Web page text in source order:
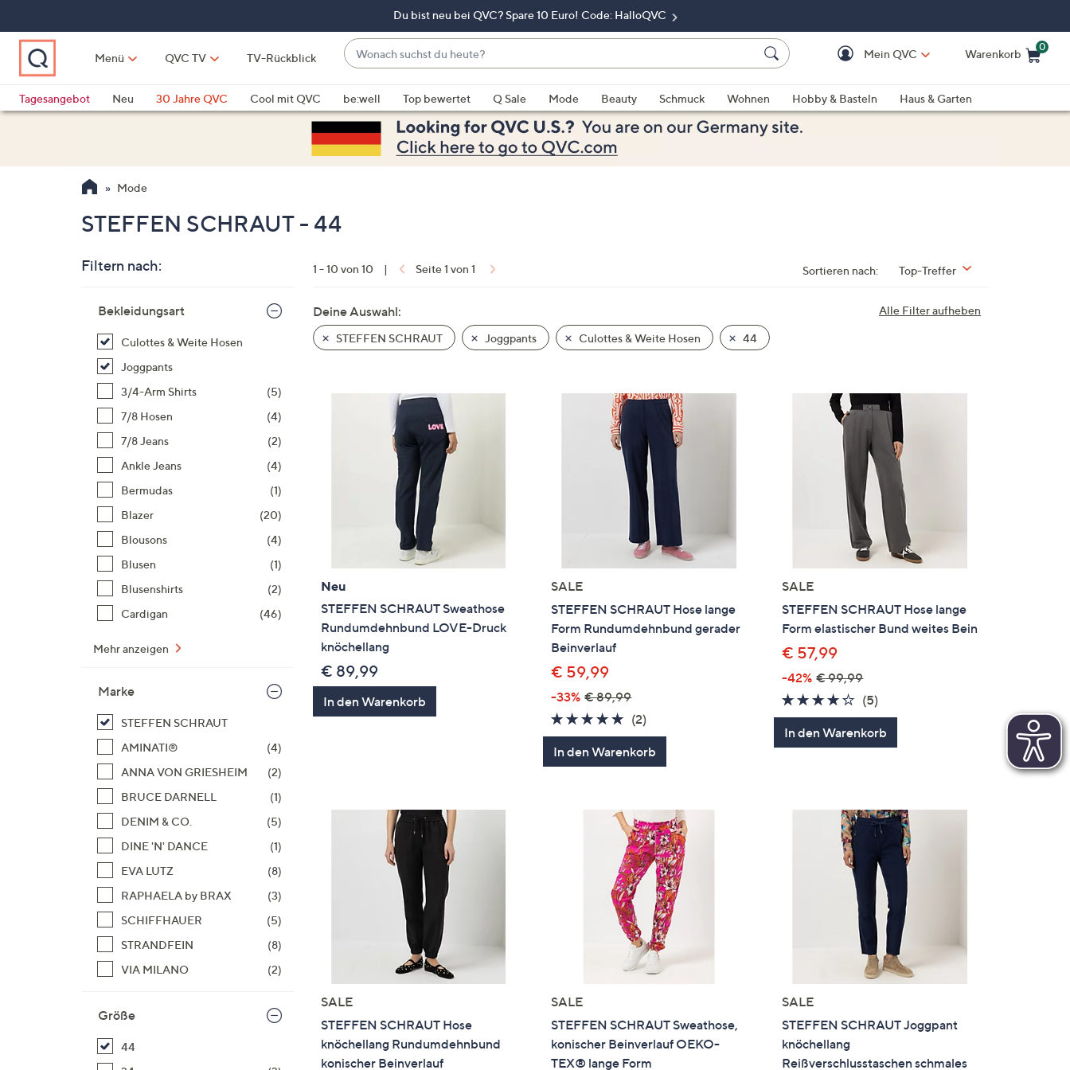
springen
Du bist neu bei QVC? Spare 10 Euro! Code: HalloQVC
Menü QVC TV TV-Rückblick
Wonach
suchst
du
heute?
Vorschläge
verfügbar
sind,
verwenden
und
unten
oder
wischen
anzuzeigen.
Mein QVC Warenkorb
0
Tagesangebot
Neu 30 Jahre QVC Cool mit QVC be:well Top bewertet Q Sale Mode Beauty Schmuck Wohnen Hobby & Basteln
Haus & Garten
Mode
STEFFEN SCHRAUT - 44
Filtern nach:
Produktliste
Bekleidungsart
Culottes & Weite Hosen
Joggpants
3/4-Arm Shirts
(5)
7/8 Hosen
(4)
7/8 Jeans
(2)
Ankle Jeans
(4)
Bermudas
(1)
Blazer
(20)
Blousons
(4)
Blusen
(1)
Blusenshirts
(2)
Cardigan
(46)
Mehr anzeigen
Marke
STEFFEN SCHRAUT
AMINATI®
(4)
ANNA VON GRIESHEIM
(2)
BRUCE DARNELL
(1)
DENIM & CO.
(5)
DINE 'N' DANCE
(1)
EVA LUTZ
(8)
RAPHAELA by BRAX
(3)
SCHIFFHAUER
(5)
STRANDFEIN
(8)
VIA MILANO
(2)
Größe
44
1 - 10 von 10 | Seite 1 von 1 Sortieren nach: Top-Treffer
Alle Filter aufheben
Deine Auswahl:
STEFFEN SCHRAUT Joggpants Culottes & Weite Hosen 44
Neu
STEFFEN SCHRAUT Sweathose
Rundumdehnbund LOVE-Druck
knöchellang
€ 89,99
In den Warenkorb
SALE
STEFFEN SCHRAUT Hose lange
Form Rundumdehnbund gerader
Beinverlauf
€ 59,99
-33% € 89,99
5.0
von
5
(2)
Bewertungen
In den Warenkorb
SALE
STEFFEN SCHRAUT Hose lange
Form elastischer Bund weites Bein
€ 57,99
-42% € 99,99
4.2
von
5
(5)
Bewertungen
In den Warenkorb
SALE
STEFFEN SCHRAUT Hose
knöchellang Rundumdehnbund
konischer Beinverlauf
SALE
STEFFEN SCHRAUT Sweathose,
konischer Beinverlauf OEKO-
TEX® lange Form
SALE
STEFFEN SCHRAUT Joggpant
knöchellang
Reißverschlusstaschen schmales